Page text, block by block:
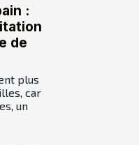
:
de
plus
car
un